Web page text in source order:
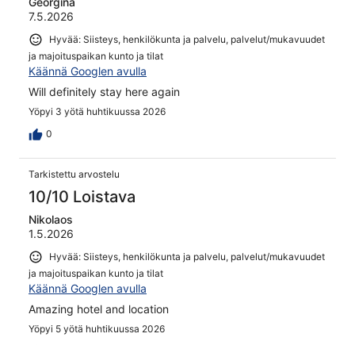
7.5.2026
Hyvää: Siisteys, henkilökunta ja palvelu, palvelut/mukavuudet
ja majoituspaikan kunto ja tilat
Käännä Googlen avulla
Will definitely stay here again
Yöpyi 3 yötä huhtikuussa 2026
0
Tarkistettu arvostelu
10/10 Loistava
Nikolaos
1.5.2026
Hyvää: Siisteys, henkilökunta ja palvelu, palvelut/mukavuudet
ja majoituspaikan kunto ja tilat
Käännä Googlen avulla
Amazing hotel and location
Yöpyi 5 yötä huhtikuussa 2026